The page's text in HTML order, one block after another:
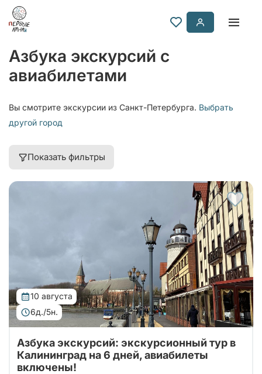
Азбука экскурсий с
авиабилетами
Вы смотрите экскурсии из Санкт-Петербурга. Выбрать
другой город
Показать фильтры
10 августа
6д./5н.
Азбука экскурсий: экскурсионный тур в
Калининград на 6 дней, авиабилеты
включены!